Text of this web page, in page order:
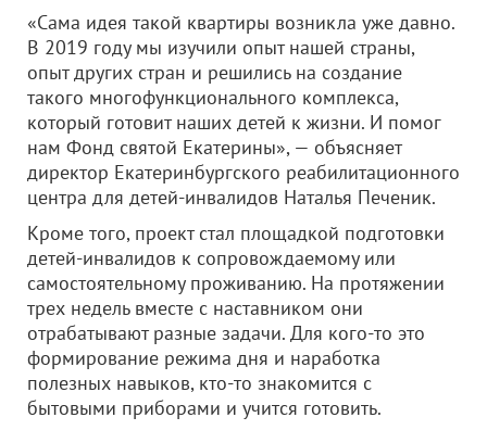
«Сама идея такой квартиры возникла уже давно.
В 2019 году мы изучили опыт нашей страны,
опыт других стран и решились на создание
такого многофункционального комплекса,
который готовит наших детей к жизни. И помог
нам Фонд святой Екатерины», — объясняет
директор Екатеринбургского реабилитационного
центра для детей-инвалидов Наталья Печеник.
Кроме того, проект стал площадкой подготовки
детей-инвалидов к сопровождаемому или
самостоятельному проживанию. На протяжении
трех недель вместе с наставником они
отрабатывают разные задачи. Для кого-то это
формирование режима дня и наработка
полезных навыков, кто-то знакомится с
бытовыми приборами и учится готовить.